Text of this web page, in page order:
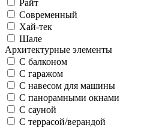
Райт
Современный
Хай-тек
Шале
Архитектурные элементы
С балконом
С гаражом
С навесом для машины
С панорамными окнами
С сауной
С террасой/верандой